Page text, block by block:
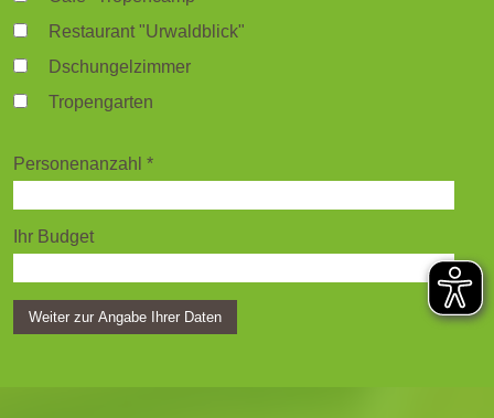
Restaurant "Urwaldblick"
Dschungelzimmer
Tropengarten
Personenanzahl *
Ihr Budget
Weiter zur Angabe Ihrer Daten